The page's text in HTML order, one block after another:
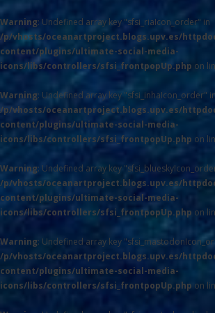
Warning: Undefined array key "sfsi_riaIcon_order" in
/p/vhosts/oceanartproject.blogs.upv.es/
content/plugins/ultimate-social-media-
icons/libs/controllers/sfsi_frontpopUp.php on
Warning: Undefined array key "sfsi_inhaIcon_order"
/p/vhosts/oceanartproject.blogs.upv.es/
content/plugins/ultimate-social-media-
icons/libs/controllers/sfsi_frontpopUp.php on
Warning: Undefined array key
/p/vhosts/oceanartproject.blogs.upv.es/
content/plugins/ultimate-social-media-
icons/libs/controllers/sfsi_frontpopUp.php on
Warning: Undefined array key
/p/vhosts/oceanartproject.blogs.upv.es/
content/plugins/ultimate-social-media-
icons/libs/controllers/sfsi_frontpopUp.php on